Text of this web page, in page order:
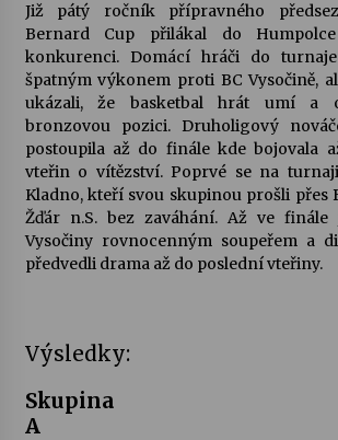
Pozvánka na integrační
šedesátka: 28. 7.–1. 8. 2026
28. 7. 2026
Letní koncerty ve
Jenakaši
28. 7. 2026
Votavžatský ploty
23. 7. 2026
Již pátý ročník přípravného
Bernard Cup přilákal do
konkurenci. Domácí hráči do
špatným výkonem proti BC Vysočině,
ukázali, že basketbal hrát umí a
bronzovou pozici. Druholigový
postoupila až do finále kde bojovala
vteřin o vítězství. Poprvé se na
Kladno, kteří svou skupinou prošli přes
Žďár n.S. bez zaváhání. Až ve
Vysočiny rovnocenným soupeřem a
předvedli drama až do poslední vteřiny.
Výsledky:
Skupina
A